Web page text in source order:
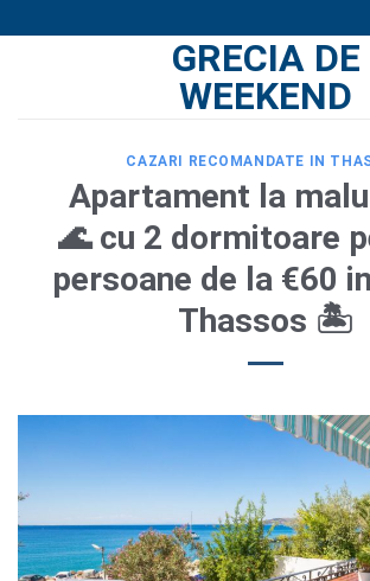
GRECIA DE
WEEKEND
CAZARI RECOMANDATE IN
Apartament la
🌊 cu 2 dormitoare
persoane de la €60
Thassos 🏝️